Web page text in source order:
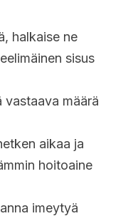
halkaise ne
sisus
vastaava määrä
aikaa ja
hoitoaine
imeytyä